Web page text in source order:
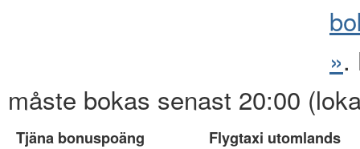
».
måste bokas senast 20:00
Tjäna bonuspoäng Flygtaxi utomlands